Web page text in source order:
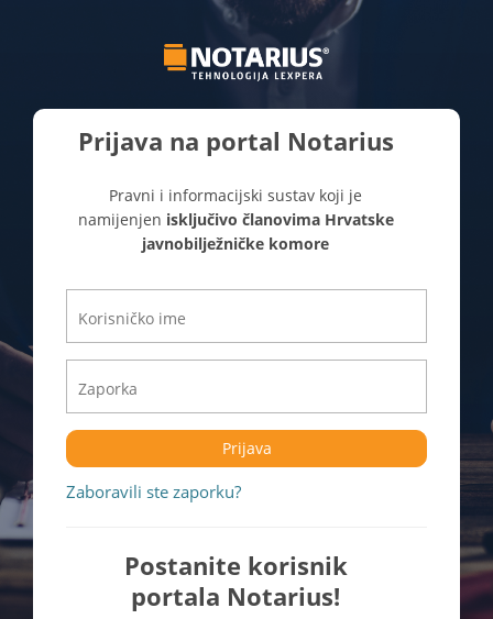
Prijava na portal Notarius
Pravni i informacijski sustav koji je
namijenjen isključivo članovima Hrvatske
javnobilježničke komore
Prijava
Zaboravili ste zaporku?
Postanite korisnik
portala Notarius!